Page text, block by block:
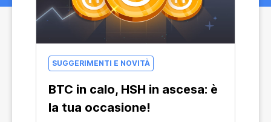
SUGGERIMENTI E NOVITÀ
BTC in calo, HSH in ascesa: è
la tua occasione!